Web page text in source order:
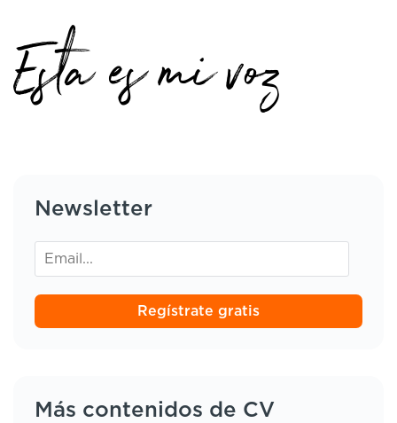
Newsletter
Regístrate gratis
Más contenidos de CV